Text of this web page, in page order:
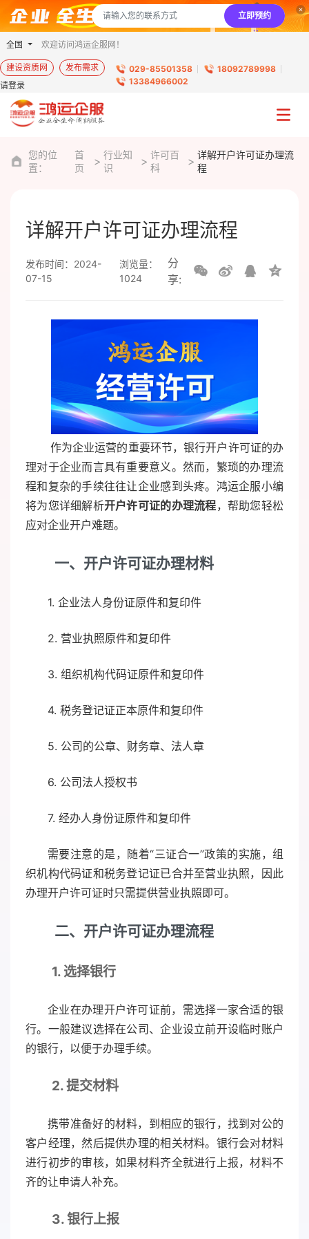
立即预约
全国 欢迎访问鸿运企服网！
建设资质网
发布需求
请登录
029-85501358
18092789998
13384966002
您的位
置：
首
页
行业知
识
许可百
科
详解开户许可证办理流
程
详解开户许可证办理流程
发布时间：2024-
07-15
浏览量：
1024
分
享:
作为企业运营的重要环节，银行开户许可证的办
理对于企业而言具有重要意义。然而，繁琐的办理流
程和复杂的手续往往让企业感到头疼。鸿运企服小编
将为您详细解析开户许可证的办理流程，帮助您轻松
应对企业开户难题。
一、开户许可证办理材料
1. 企业法人身份证原件和复印件
2. 营业执照原件和复印件
3. 组织机构代码证原件和复印件
4. 税务登记证正本原件和复印件
5. 公司的公章、财务章、法人章
6. 公司法人授权书
7. 经办人身份证原件和复印件
需要注意的是，随着“三证合一”政策的实施，组
织机构代码证和税务登记证已合并至营业执照，因此
办理开户许可证时只需提供营业执照即可。
二、开户许可证办理流程
1. 选择银行
企业在办理开户许可证前，需选择一家合适的银
行。一般建议选择在公司、企业设立前开设临时账户
的银行，以便于办理手续。
2. 提交材料
携带准备好的材料，到相应的银行，找到对公的
客户经理，然后提供办理的相关材料。银行会对材料
进行初步的审核，如果材料齐全就进行上报，材料不
齐的让申请人补充。
3. 银行上报